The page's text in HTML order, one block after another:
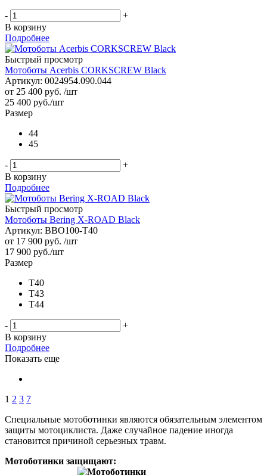
-
+
В корзину
Подробнее
Быстрый просмотр
Мотоботы Acerbis CORKSCREW Black
Артикул: 0024954.090.044
от 25 400 руб. /шт
25 400 руб./шт
Размер
44
45
-
+
В корзину
Подробнее
Быстрый просмотр
Мотоботы Bering X-ROAD Black
Артикул: BBO100-T40
от 17 900 руб. /шт
17 900 руб./шт
Размер
T40
T43
T44
-
+
В корзину
Подробнее
Показать еще
1 2 3 7
Специальные мотоботинки являются обязательным элементом
защиты мотоциклиста. Даже случайное падение иногда
становится причиной серьезных травм.
Мотоботинки защищают: